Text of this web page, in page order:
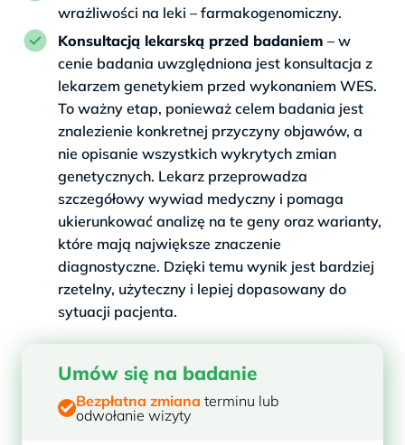
wrażliwości na leki – farmakogenomiczny.
Konsultacją lekarską przed badaniem – w
cenie badania uwzględniona jest konsultacja z
lekarzem genetykiem przed wykonaniem WES.
To ważny etap, ponieważ celem badania jest
znalezienie konkretnej przyczyny objawów, a
nie opisanie wszystkich wykrytych zmian
genetycznych. Lekarz przeprowadza
szczegółowy wywiad medyczny i pomaga
ukierunkować analizę na te geny oraz warianty,
które mają największe znaczenie
diagnostyczne. Dzięki temu wynik jest bardziej
rzetelny, użyteczny i lepiej dopasowany do
sytuacji pacjenta.
Umów się na badanie
Bezpłatna zmiana terminu lub
odwołanie wizyty